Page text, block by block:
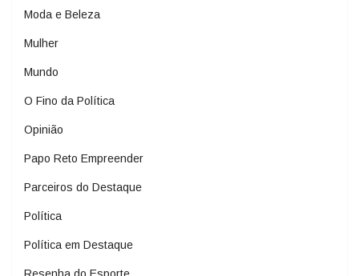
Moda e Beleza
Mulher
Mundo
O Fino da Política
Opinião
Papo Reto Empreender
Parceiros do Destaque
Política
Política em Destaque